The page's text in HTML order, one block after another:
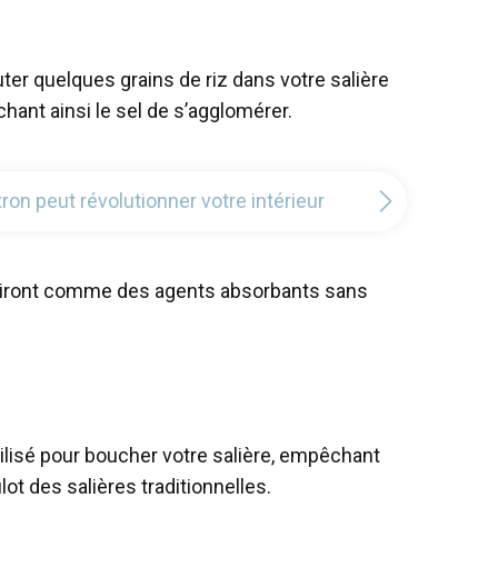
quelques grains de riz dans votre salière
ainsi le sel de s’agglomérer.
peut révolutionner votre intérieur
comme des agents absorbants sans
pour boucher votre salière, empêchant
des salières traditionnelles.